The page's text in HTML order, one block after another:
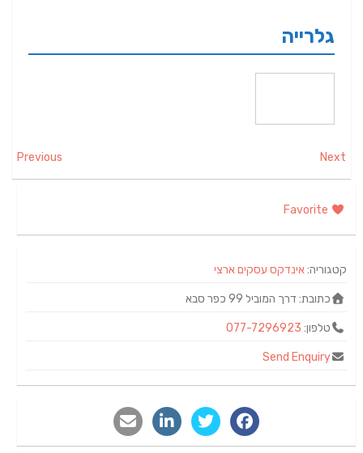
גלרייה
Previous Next
קטגוריה:אינדקס עסקים ארצי
כתובת: דרך המוביל 99 כפר סבא
טלפון: 077-7296923
Send Enquiry